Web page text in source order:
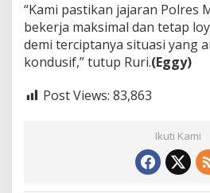
“Kami pastikan jajaran Polres
bekerja maksimal dan tetap
demi terciptanya situasi yang
kondusif,” tutup Ruri.(Eggy)
Post Views: 83,863
Ikuti Kami